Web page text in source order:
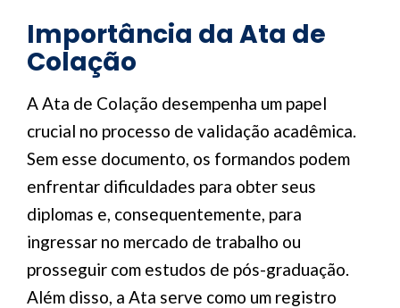
Importância da Ata de
Colação
A Ata de Colação desempenha um papel
crucial no processo de validação acadêmica.
Sem esse documento, os formandos podem
enfrentar dificuldades para obter seus
diplomas e, consequentemente, para
ingressar no mercado de trabalho ou
prosseguir com estudos de pós-graduação.
Além disso, a Ata serve como um registro